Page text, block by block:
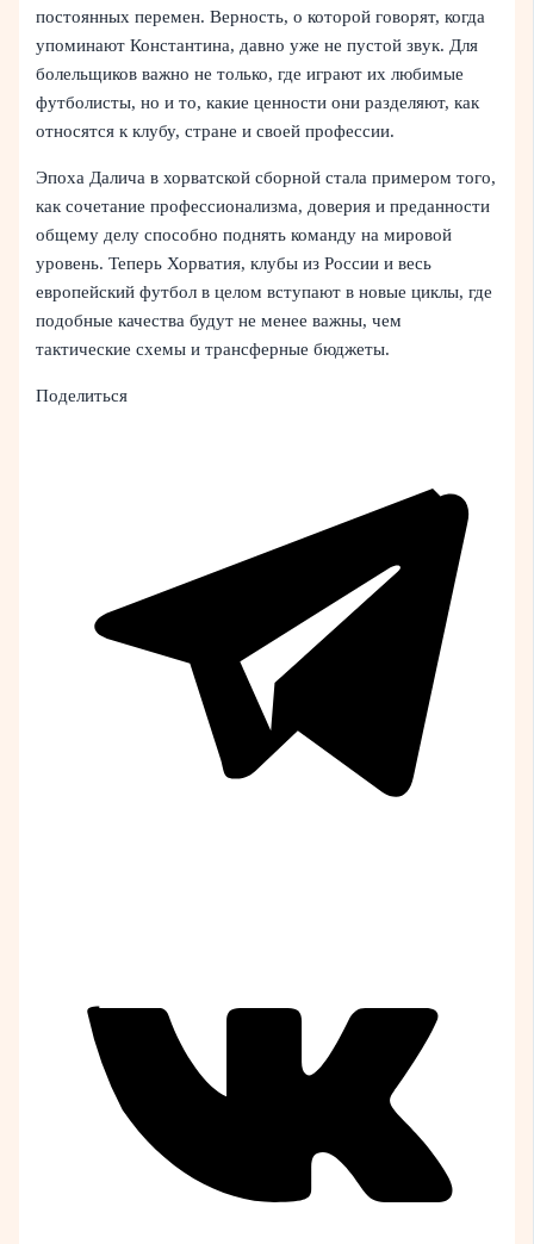
постоянных перемен. Верность, о которой говорят, когда
упоминают Константина, давно уже не пустой звук. Для
болельщиков важно не только, где играют их любимые
футболисты, но и то, какие ценности они разделяют, как
относятся к клубу, стране и своей профессии.
Эпоха Далича в хорватской сборной стала примером того,
как сочетание профессионализма, доверия и преданности
общему делу способно поднять команду на мировой
уровень. Теперь Хорватия, клубы из России и весь
европейский футбол в целом вступают в новые циклы, где
подобные качества будут не менее важны, чем
тактические схемы и трансферные бюджеты.
Поделиться